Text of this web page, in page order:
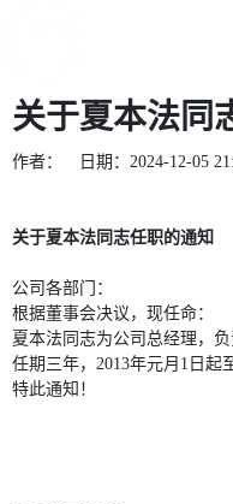
关于夏本法同
作者： 日期： 2024-12-05
关于夏本法同志任职的通知
公司各部门：
根据董事会决议，现任命：
夏本法同志为公司总经理，负
任期三年，2013年元月1日起
特此通知！